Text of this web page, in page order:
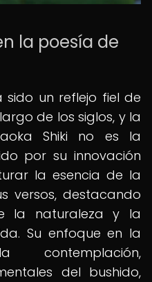
la poesía de
un reflejo fiel de
de los siglos, y la
Shiki no es la
por su innovación
la esencia de la
versos, destacando
la naturaleza y la
Su enfoque en la
del bushido,